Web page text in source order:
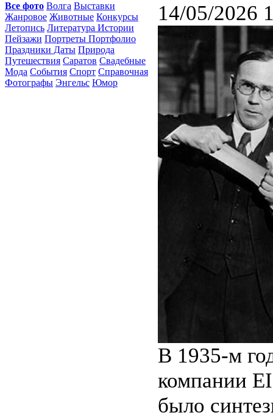
Все фото Волга Выставки
Жанровое Животные Конкурсы
Летопись Литература Истории
Пейзажи Портреты Портфолио
Праздники Даты Природа
Путешествия Саратов Свадебные
Мода События Спорт Справочная
Фотографы Энгельс Юмор
14/05/2026
В 1935-м
компании
было